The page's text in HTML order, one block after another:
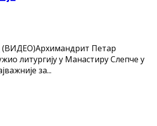
(ВИДЕО)Архимандрит Петар
литургију у Манастиру Слепче у
за...